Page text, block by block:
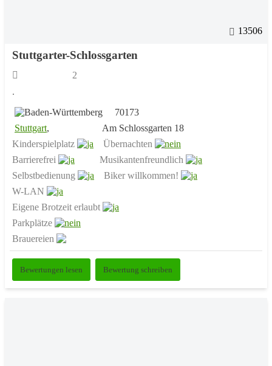
13506
Stuttgarter-Schlossgarten
2
.
70173
Stuttgart,
Am Schlossgarten 18
Kinderspielplatz
Übernachten
Barrierefrei
Musikantenfreundlich
Selbstbedienung
Biker willkommen!
W-LAN
Eigene Brotzeit erlaubt
Parkplätze
Brauereien
Bewertungen lesen Bewertung schreiben